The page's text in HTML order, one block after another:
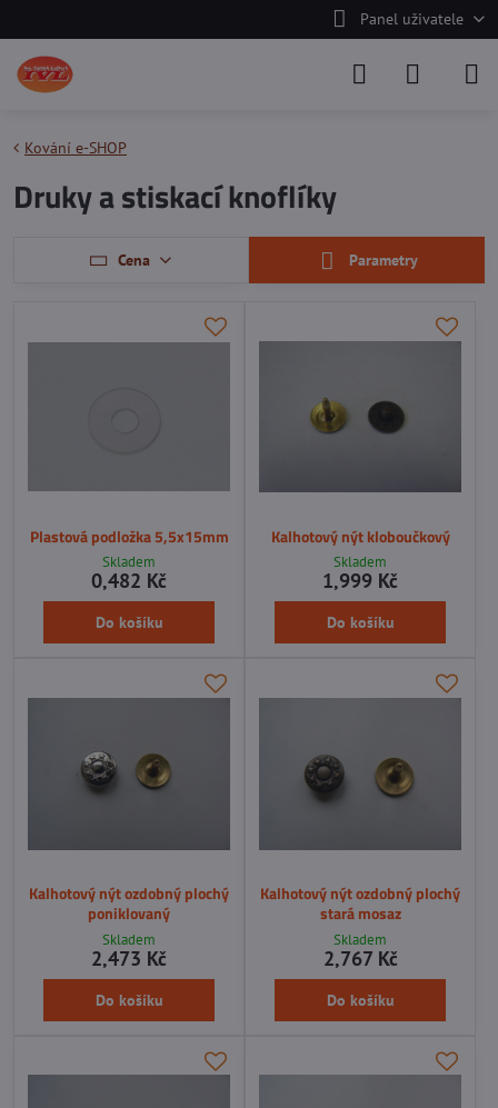
Panel uživatele
Kování e-SHOP
Druky a stiskací knoflíky
Cena Parametry
Plastová podložka 5,5x15mm
Skladem
0,482 Kč
Do košíku
Kalhotový nýt kloboučkový
Skladem
1,999 Kč
Do košíku
Kalhotový nýt ozdobný plochý
poniklovaný
Skladem
2,473 Kč
Do košíku
Kalhotový nýt ozdobný plochý
stará mosaz
Skladem
2,767 Kč
Do košíku